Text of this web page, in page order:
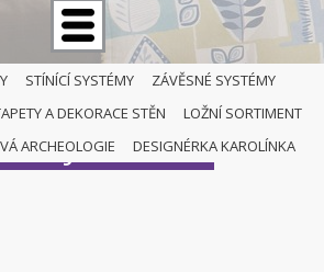
STÍNÍCÍ SYSTÉMY
ZÁVĚSNÉ SYSTÉMY
A DEKORACE STĚN
LOŽNÍ SORTIMENT
ARCHEOLOGIE DESIGNÉRKA KAROLÍNKA